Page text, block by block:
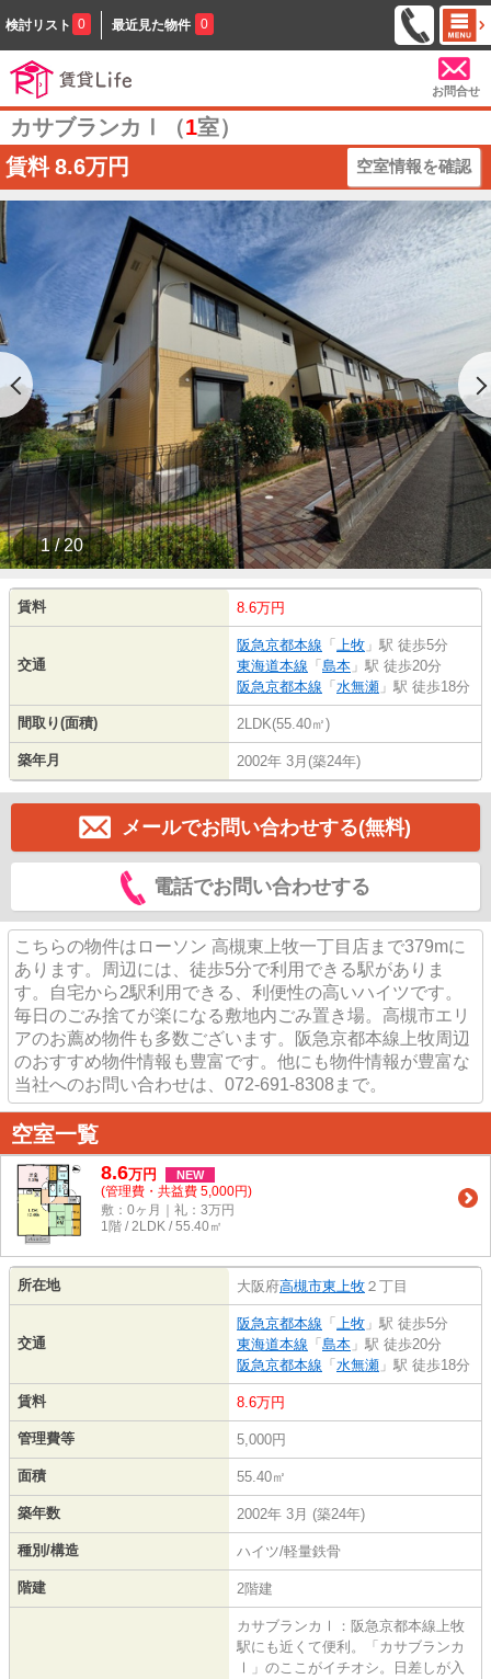
検討リスト 0 最近見た物件 0
お問合せ
カサブランカⅠ（1室）
賃料 8.6万円 空室情報を確認
1 / 20
賃料 8.6万円
交通
阪急京都本線 「 上牧 」駅 徒歩5分
東海道本線 「 島本 」駅 徒歩20分
阪急京都本線 「 水無瀬 」駅 徒歩18分
間取り(面積) 2LDK(55.40㎡)
築年月 2002年 3月(築24年)
メールでお問い合わせする(無料)
電話でお問い合わせする
こちらの物件はローソン 高槻東上牧一丁目店まで379mに
あります。周辺には、徒歩5分で利用できる駅がありま
す。自宅から2駅利用できる、利便性の高いハイツです。
毎日のごみ捨てが楽になる敷地内ごみ置き場。高槻市エリ
アのお薦め物件も多数ございます。阪急京都本線上牧周辺
のおすすめ物件情報も豊富です。他にも物件情報が豊富な
当社へのお問い合わせは、072-691-8308まで。
空室一覧
8.6万円 NEW
(管理費・共益費 5,000円)
敷：0ヶ月｜礼：3万円
1階 / 2LDK / 55.40㎡
所在地 大阪府高槻市東上牧 ２丁目
交通
阪急京都本線 「 上牧 」駅 徒歩5分
東海道本線 「 島本 」駅 徒歩20分
阪急京都本線 「 水無瀬 」駅 徒歩18分
賃料 8.6万円
管理費等 5,000円
面積 55.40㎡
築年数 2002年 3月 (築24年)
種別/構造 ハイツ/軽量鉄骨
階建 2階建
カサブランカⅠ：阪急京都本線上牧
駅にも近くて便利。「カサブランカ
Ⅰ」のここがイチオシ。日差しが入